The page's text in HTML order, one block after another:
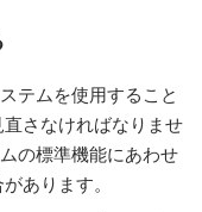
テムを使用すること
さなければなりませ
の標準機能にあわせ
あります。